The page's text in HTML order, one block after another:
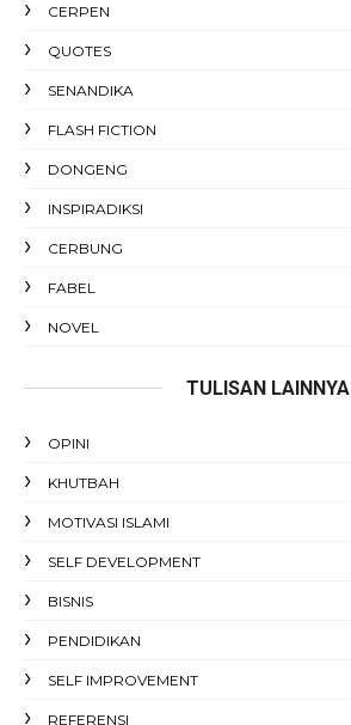
CERPEN
QUOTES
SENANDIKA
FLASH FICTION
DONGENG
INSPIRADIKSI
CERBUNG
FABEL
NOVEL
TULISAN LAINNYA
OPINI
KHUTBAH
MOTIVASI ISLAMI
SELF DEVELOPMENT
BISNIS
PENDIDIKAN
SELF IMPROVEMENT
REFERENSI